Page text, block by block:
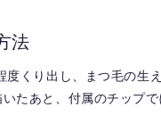
法
度くり出し、まつ毛の生
たあと、付属のチップ